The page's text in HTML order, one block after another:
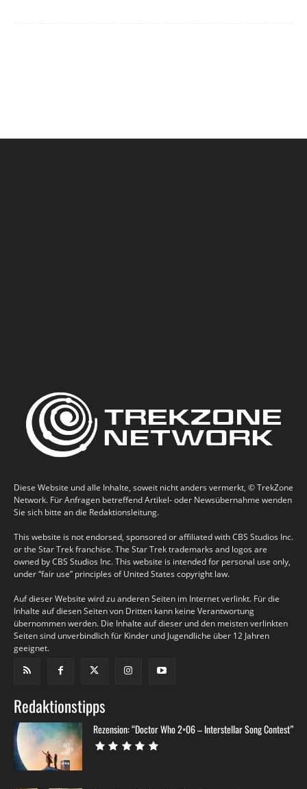
Diese Website und alle Inhalte, soweit nicht anders vermerkt, © TrekZone
Network. Für Anfragen betreffend Artikel- oder Newsübernahme wenden
Sie sich bitte an die Redaktionsleitung.
This website is not endorsed, sponsored or affiliated with CBS Studios Inc.
or the Star Trek franchise. The Star Trek trademarks and logos are
owned by CBS Studios Inc. This website is intended for personal use only,
under “fair use” principles of United States copyright law.
Auf dieser Website wird zu anderen Seiten im Internet verlinkt. Für die
Inhalte auf diesen Seiten von Dritten kann keine Verantwortung
übernommen werden. Die Inhalte auf dieser und den meisten verlinkten
Seiten sind unverbindlich für Kinder und Jugendliche über 12 Jahren
geeignet.
Redaktionstipps
Rezension: “Doctor Who 2×06 – Interstellar Song Contest”